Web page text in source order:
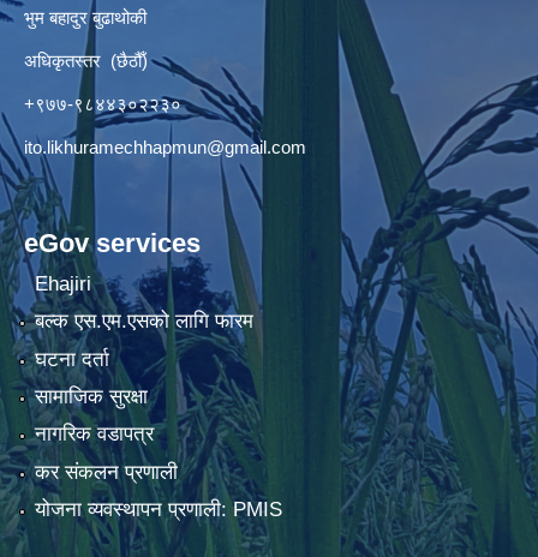
भुम बहादुर बुढाथोकी
अधिकृतस्तर (छैठौँ)
+९७७-९८४४३०२२३०
ito.likhuramechhapmun@gmail.com
eGov services
Ehajiri
बल्क एस.एम.एसको लागि फारम
घटना दर्ता
सामाजिक सुरक्षा
नागरिक वडापत्र
कर संकलन प्रणाली
योजना व्यवस्थापन प्रणाली: PMIS